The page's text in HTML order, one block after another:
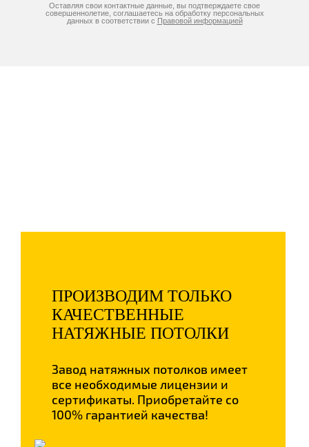
Оставляя свои контактные данные, вы подтверждаете свое
совершеннолетие, соглашаетесь на обработку персональных
данных в соответствии с Правовой информацией
ПРОИЗВОДИМ ТОЛЬКО
КАЧЕСТВЕННЫЕ
НАТЯЖНЫЕ ПОТОЛКИ
Завод натяжных потолков имеет
все необходимые лицензии и
сертификаты. Приобретайте со
100% гарантией качества!